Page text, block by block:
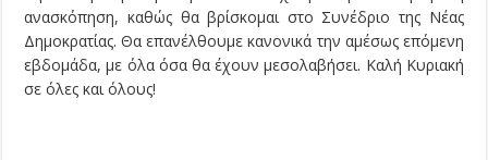
ανασκόπηση, καθώς θα βρίσκομαι στο Συνέδριο της Νέας
Δημοκρατίας. Θα επανέλθουμε κανονικά την αμέσως επόμενη
εβδομάδα, με όλα όσα θα έχουν μεσολαβήσει. Καλή Κυριακή
σε όλες και όλους!